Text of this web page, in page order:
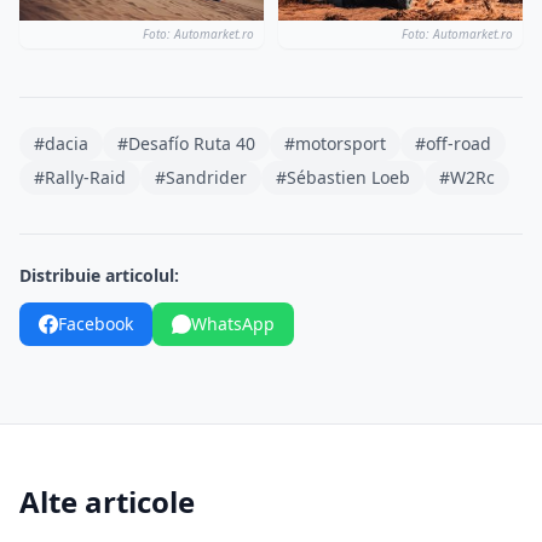
Foto: Automarket.ro Foto: Automarket.ro
#dacia #Desafío Ruta 40 #motorsport
#off-road
#Rally-Raid
#Sandrider #Sébastien Loeb #W2Rc
Distribuie articolul:
Facebook WhatsApp
Alte articole